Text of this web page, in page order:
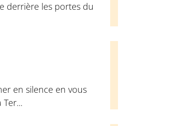
derrière les portes du
en silence en vous